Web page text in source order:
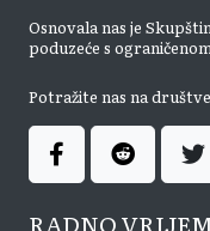
Osnovala nas je
poduzeće s
Potražite nas na
RADNO